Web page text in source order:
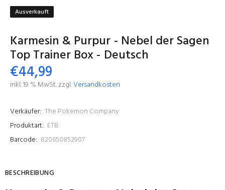
Ausverkauft
Karmesin & Purpur - Nebel der Sagen
Top Trainer Box - Deutsch
€44,99
inkl. 19 % MwSt. zzgl.Versandkosten
Verkäufer: The Pokemon Company
Produktart: ETB
Barcode: 820650852907
BESCHREIBUNG